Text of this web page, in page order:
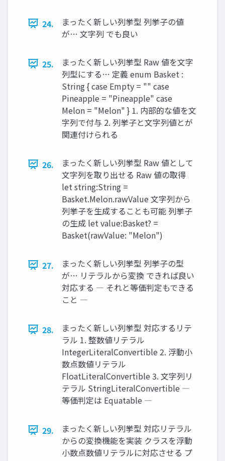
24.
まったく新しい列挙型 列挙子の値
が… 文字列 でも良い
25.
まったく新しい列挙型 Raw 値を文字
列型にする… 定義 enum Basket :
String { case Empty = "" case
Pineapple = "Pineapple" case
Melon = "Melon" } 1. 内部的な値を文
字列で付与 2. 列挙子と文字列値とが
関連付けられる
26.
まったく新しい列挙型 Raw 値として
文字列を取り出せる Raw 値の取得
let string:String =
Basket.Melon.rawValue 文字列から
列挙子を生成することも可能 列挙子
の生成 let value:Basket? =
Basket(rawValue: "Melon")
27.
まったく新しい列挙型 列挙子の型
が… リテラルから変換 できれば良い
対応する ― それと等価判定もできる
こと ―
28.
まったく新しい列挙型 対応するリテ
ラル 1. 整数値リテラル
IntegerLiteralConvertible 2. 浮動小
数点数値リテラル
FloatLiteralConvertible 3. 文字列リ
テラル StringLiteralConvertible ―
等価判定は Equatable ―
29.
まったく新しい列挙型 対応リテラル
からの変換機能を実装 クラスを浮動
小数点数値リテラルに対応させる プ